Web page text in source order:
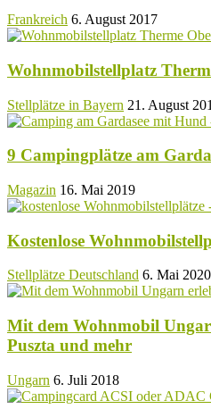
Frankreich 6. August 2017
Wohnmobilstellplatz
Stellplätze in Bayern 21. August
9 Campingplätze am
Magazin 16. Mai 2019
Kostenlose
Stellplätze Deutschland 6. Mai 2020
Mit dem Wohnmobil
Puszta und mehr
Ungarn 6. Juli 2018